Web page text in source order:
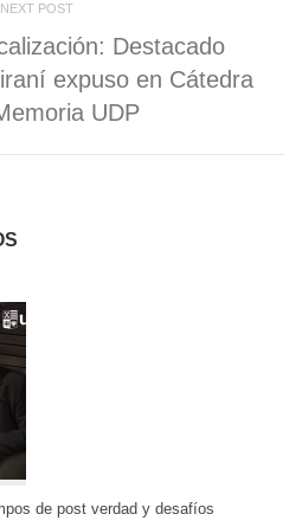
NEXT POST
Destacado
expuso en Cátedra
UDP
de post verdad y desafíos